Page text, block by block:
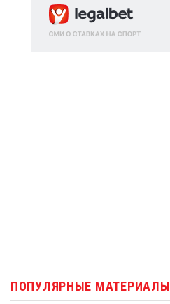
ПОПУЛЯРНЫЕ МАТЕРИАЛЫ